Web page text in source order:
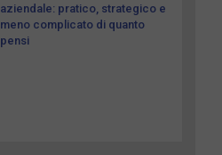
aziendale: pratico, strategico e
meno complicato di quanto
pensi